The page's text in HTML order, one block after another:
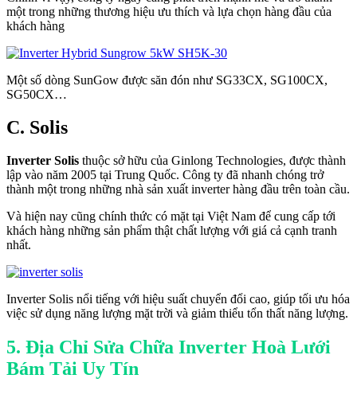
một trong những thương hiệu ưu thích và lựa chọn hàng đầu của
khách hàng
Một số dòng SunGow được săn đón như SG33CX, SG100CX,
SG50CX…
C. Solis
Inverter Solis thuộc sở hữu của Ginlong Technologies, được thành
lập vào năm 2005 tại Trung Quốc. Công ty đã nhanh chóng trở
thành một trong những nhà sản xuất inverter hàng đầu trên toàn cầu.
Và hiện nay cũng chính thức có mặt tại Việt Nam để cung cấp tới
khách hàng những sản phẩm thật chất lượng với giá cả cạnh tranh
nhất.
Inverter Solis nổi tiếng với hiệu suất chuyển đổi cao, giúp tối ưu hóa
việc sử dụng năng lượng mặt trời và giảm thiểu tổn thất năng lượng.
5. Địa Chỉ Sửa Chữa Inverter Hoà Lưới
Bám Tải Uy Tín